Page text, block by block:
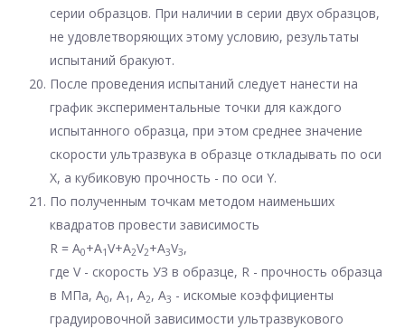
серии образцов. При наличии в серии двух образцов,
не удовлетворяющих этому условию, результаты
испытаний бракуют.
После проведения испытаний следует нанести на
график экспериментальные точки для каждого
испытанного образца, при этом среднее значение
скорости ультразвука в образце откладывать по оси
X, а кубиковую прочность - по оси Y.
По полученным точкам методом наименьших
квадратов провести зависимость
R = A0+A1V+A2V2+A3V3,
где V - скорость УЗ в образце, R - прочность образца
в МПа, A0, A1 , A2, A3 - искомые коэффициенты
градуировочной зависимости ультразвукового